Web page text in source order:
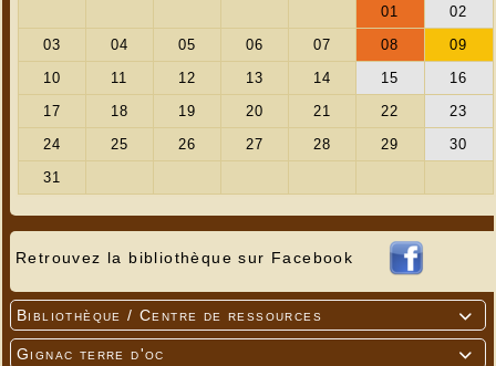
Retrouvez la bibliothèque sur Facebook

Bibliothèque / Centre de ressources

Gignac terre d'oc